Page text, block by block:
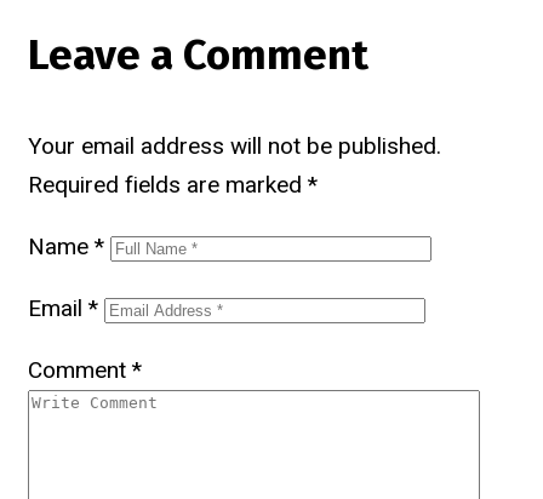
Leave a Comment
Your email address will not be published.
Required fields are marked *
Name *
Email *
Comment *